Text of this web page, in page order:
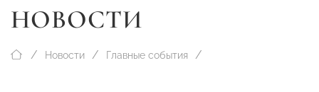
НОВОСТИ
Новости Главные события